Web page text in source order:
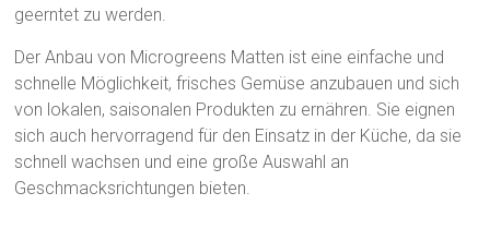
geerntet zu werden.
Der Anbau von Microgreens Matten ist eine einfache und
schnelle Möglichkeit, frisches Gemüse anzubauen und sich
von lokalen, saisonalen Produkten zu ernähren. Sie eignen
sich auch hervorragend für den Einsatz in der Küche, da sie
schnell wachsen und eine große Auswahl an
Geschmacksrichtungen bieten.